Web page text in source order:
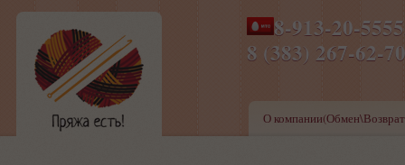
8-913-20-
8 (383) 267-
ПН-ПТ 8-17,СБ-ВС 9-
О